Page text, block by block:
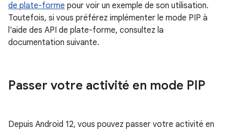
de plate-forme pour voir un exemple de son utilisation.
Toutefois, si vous préférez implémenter le mode PIP à
l'aide des API de plate-forme, consultez la
documentation suivante.
Passer votre activité en mode PIP
Depuis Android 12, vous pouvez passer votre activité en